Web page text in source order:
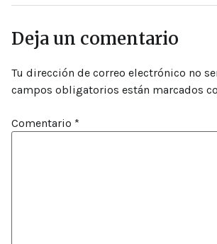
Deja un comentario
Tu dirección de correo electrónico no
campos obligatorios están marcados
Comentario *